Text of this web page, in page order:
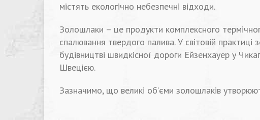
містять екологічно небезпечні відходи.
Золошлаки – це продукти комплексного
спалювання твердого палива. У світовій
будівництві швидкісної дороги Ейзенхауер у
Швецією.
Зазначимо, що великі об’єми золошлаків